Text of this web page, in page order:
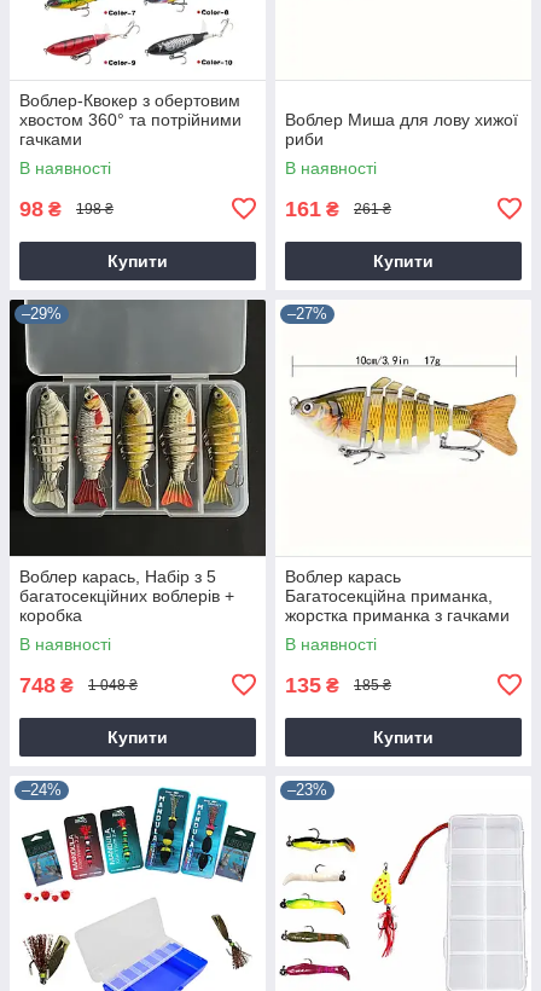
Воблер-Квокер з обертовим
хвостом 360° та потрійними
гачками
В наявності
98 ₴ 198 ₴
Купити
Воблер Миша для лову хижої
риби
В наявності
161 ₴ 261 ₴
Купити
–29%
Воблер карась, Набір з 5
багатосекційних воблерів +
коробка
В наявності
748 ₴ 1 048 ₴
Купити
–27%
Воблер карась
Багатосекційна приманка,
жорстка приманка з гачками
В наявності
135 ₴ 185 ₴
Купити
–24% –23%